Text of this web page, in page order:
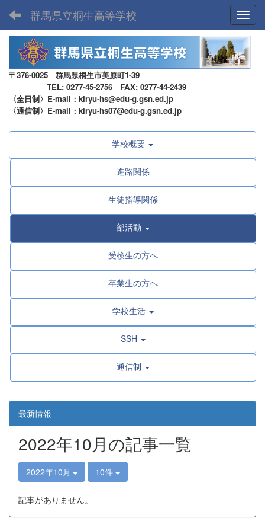
群馬県立桐生高等学校
〒376-0025 群馬県桐生市美原町1-39
TEL: 0277-45-2756 FAX: 0277-44-2439
〈全日制〉E-mail：kiryu-hs@edu-g.gsn.ed.jp
〈通信制〉E-mail：kiryu-hs07@edu-g.gsn.ed.jp
学校概要
進路関係
生徒指導関係
部活動
受検生の方へ
卒業生の方へ
学校生活
SSH
通信制
最新情報
2022年10月の記事一覧
2022年10月 10件
記事がありません。